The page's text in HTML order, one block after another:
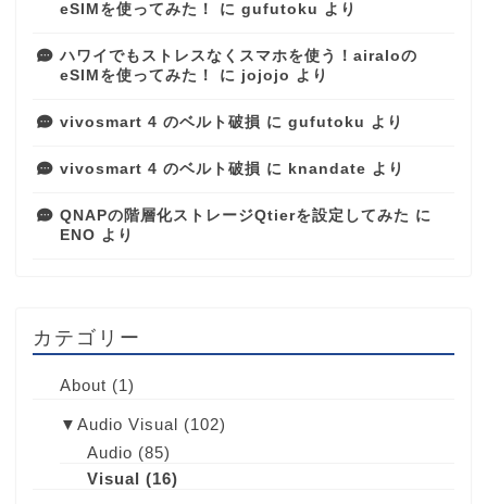
eSIMを使ってみた！
に gufutoku より
ハワイでもストレスなくスマホを使う！airaloの
eSIMを使ってみた！
に jojojo より
vivosmart 4 のベルト破損 に gufutoku より
vivosmart 4 のベルト破損 に knandate より
QNAPの階層化ストレージQtierを設定してみた に
ENO より
カテゴリー
About (1)
▼ Audio Visual (102)
Audio (85)
Visual (16)